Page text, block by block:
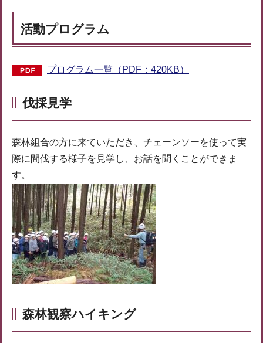
活動プログラム
プログラム一覧（PDF：420KB）
伐採見学
森林組合の方に来ていただき、チェーンソーを使って実
際に間伐する様子を見学し、お話を聞くことができま
す。
森林観察ハイキング